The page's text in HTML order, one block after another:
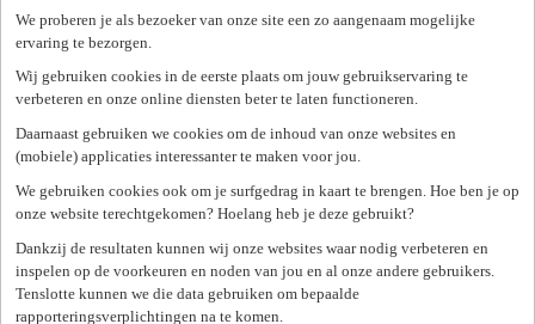
We proberen je als bezoeker van onze site een zo aangenaam mogelijke
ervaring te bezorgen.
Wij gebruiken cookies in de eerste plaats om jouw gebruikservaring te
verbeteren en onze online diensten beter te laten functioneren.
Daarnaast gebruiken we cookies om de inhoud van onze websites en
(mobiele) applicaties interessanter te maken voor jou.
We gebruiken cookies ook om je surfgedrag in kaart te brengen. Hoe ben je op
onze website terechtgekomen? Hoelang heb je deze gebruikt?
Dankzij de resultaten kunnen wij onze websites waar nodig verbeteren en
inspelen op de voorkeuren en noden van jou en al onze andere gebruikers.
Tenslotte kunnen we die data gebruiken om bepaalde
rapporteringsverplichtingen na te komen.
Zoek op functie, jobtitel, bedrijf,...
Postcode of gemeente
Zoek vacatures
Mijn gekozen filters
Wis alle filters
Provincie
+ Toon meer - Toon minder
U hebt geen toegang tot deze pagina of bent niet langer aangemeld.
Opnieuw aanmelden.
Sluiten